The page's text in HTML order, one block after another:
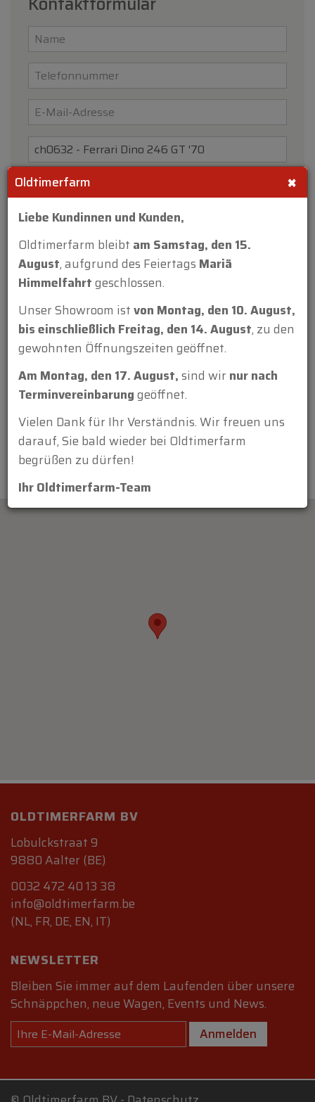
Anhang:
OLDTIMERFARM BV
Lobulckstraat 9
9880 Aalter (BE)
0032 472 40 13 38
info@oldtimerfarm.be
(NL, FR, DE, EN, IT)
NEWSLETTER
Bleiben Sie immer auf dem Laufenden über unsere
Schnäppchen, neue Wagen, Events und News.
Anmelden
×
Oldtimerfarm
Liebe Kundinnen und Kunden,
Oldtimerfarm bleibt am Samstag, den 15.
August, aufgrund des Feiertags Mariä
Himmelfahrtgeschlossen.
Unser Showroom istvon Montag, den 10. August,
bis einschließlich Freitag, den 14. August, zu den
gewohnten Öffnungszeiten geöffnet.
Am Montag, den 17. August,sind wir nur nach
Terminvereinbarunggeöffnet.
Vielen Dank für Ihr Verständnis. Wir freuen uns
darauf, Sie bald wieder bei Oldtimerfarm
begrüßen zu dürfen!
Ihr Oldtimerfarm-Team